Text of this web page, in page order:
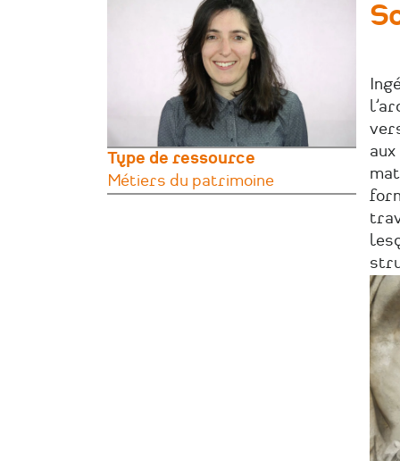
Type de ressource
Métiers du patrimoine